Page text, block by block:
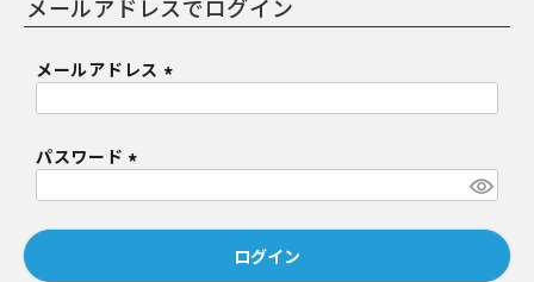
メールアドレス
パスワード
ログイン